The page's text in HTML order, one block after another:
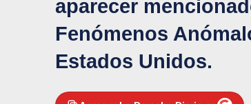
aparecer
Fenómenos
Estados Unidos.